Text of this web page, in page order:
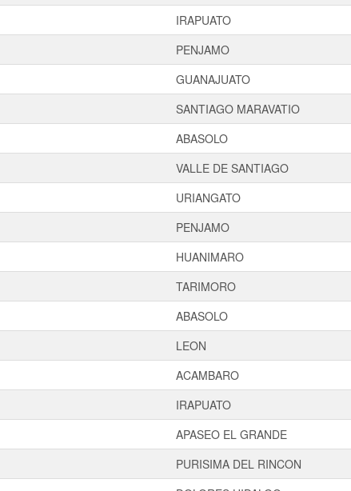
IRAPUATO
PENJAMO
GUANAJUATO
SANTIAGO MARAVATIO
ABASOLO
VALLE DE SANTIAGO
URIANGATO
PENJAMO
HUANIMARO
TARIMORO
ABASOLO
LEON
ACAMBARO
IRAPUATO
APASEO EL GRANDE
PURISIMA DEL RINCON